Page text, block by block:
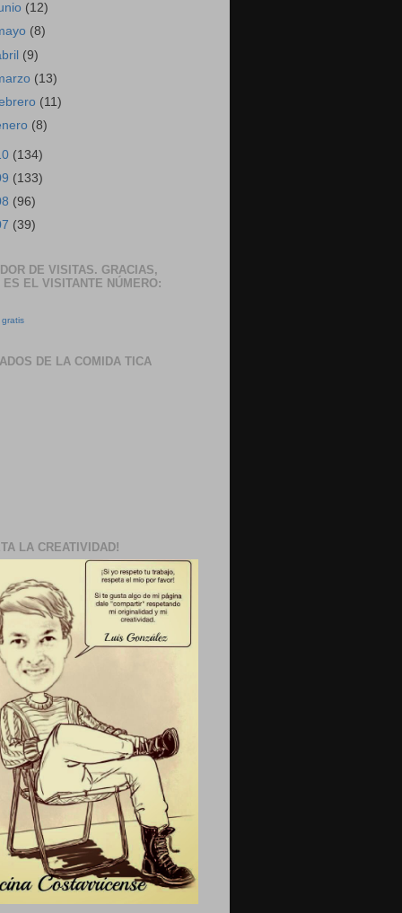
(12)
(8)
(9)
(13)
(11)
(8)
(134)
(133)
(96)
(39)
DE VISITAS. GRACIAS,
ES EL VISITANTE NÚMERO:
DE LA COMIDA TICA
LA CREATIVIDAD!